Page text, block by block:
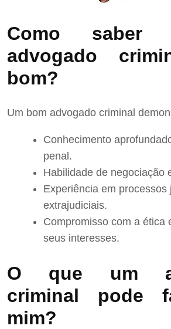
Como
advogado
bom?
Um bom advogado criminal
Conhecimento
penal.
Habilidade de negociação
Experiência em processos
extrajudiciais.
Compromisso com a ética
seus interesses.
O que um
criminal pode
mim?